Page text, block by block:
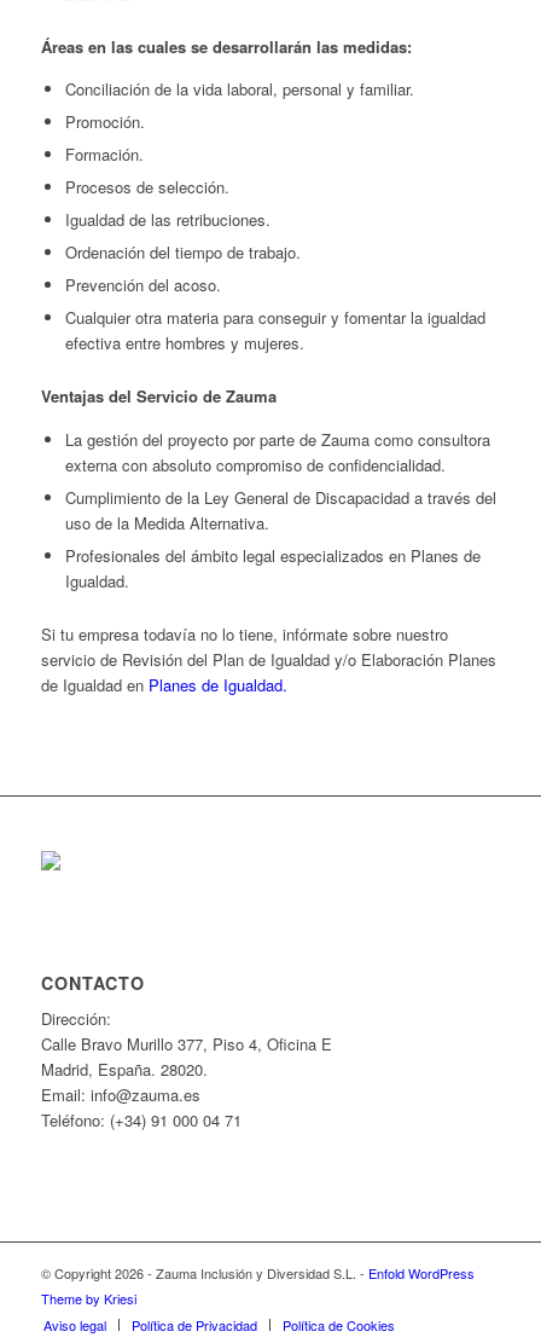
Áreas en las cuales se desarrollarán las medidas:
Conciliación de la vida laboral, personal y familiar.
Promoción.
Formación.
Procesos de selección.
Igualdad de las retribuciones.
Ordenación del tiempo de trabajo.
Prevención del acoso.
Cualquier otra materia para conseguir y fomentar la igualdad
efectiva entre hombres y mujeres.
Ventajas del Servicio de Zauma
La gestión del proyecto por parte de Zauma como consultora
externa con absoluto compromiso de confidencialidad.
Cumplimiento de la Ley General de Discapacidad a través del
uso de la Medida Alternativa.
Profesionales del ámbito legal especializados en Planes de
Igualdad.
Si tu empresa todavía no lo tiene, infórmate sobre nuestro
servicio de Revisión del Plan de Igualdad y/o Elaboración Planes
de Igualdad en Planes de Igualdad.
CONTACTO
Dirección:
Calle Bravo Murillo 377, Piso 4, Oficina E
Madrid, España. 28020.
Email: info@zauma.es
Teléfono: (+34) 91 000 04 71
© Copyright 2026 - Zauma Inclusión y Diversidad S.L. - Enfold WordPress
Theme by Kriesi
Aviso legal
Política de Privacidad Política de Cookies